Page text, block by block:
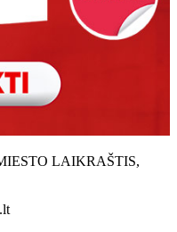
LAIKRAŠTIS,